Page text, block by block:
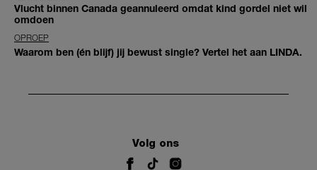
Vlucht binnen Canada geannuleerd omdat kind gordel niet wil
omdoen
OPROEP
Waarom ben (én blijf) jij bewust single? Vertel het aan LINDA.
Volg ons